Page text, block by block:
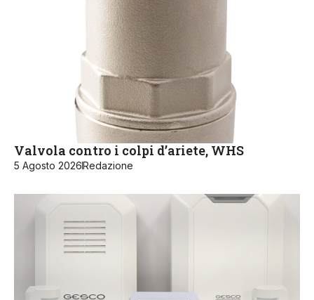
Valvola contro i colpi d’ariete, WHS
5 Agosto 2026Redazione